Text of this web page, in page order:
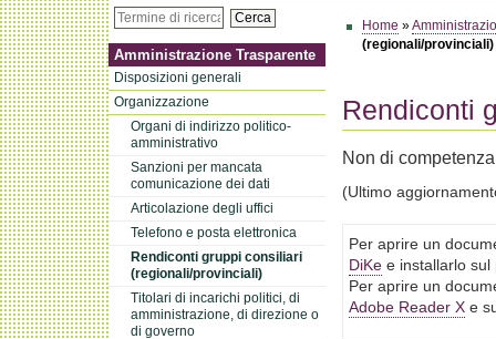
Cerca
Amministrazione Trasparente
Disposizioni generali
Organizzazione
Organi di indirizzo politico-
amministrativo
Sanzioni per mancata
comunicazione dei dati
Articolazione degli uffici
Telefono e posta elettronica
Rendiconti gruppi consiliari
(regionali/provinciali)
Titolari di incarichi politici, di
amministrazione, di direzione o
di governo
Home »
(regionali/provinciali)
Rendiconti
Non di
(Ultimo
Per aprire un
DiKe e installarlo sul
Per aprire un
Adobe Reader X e